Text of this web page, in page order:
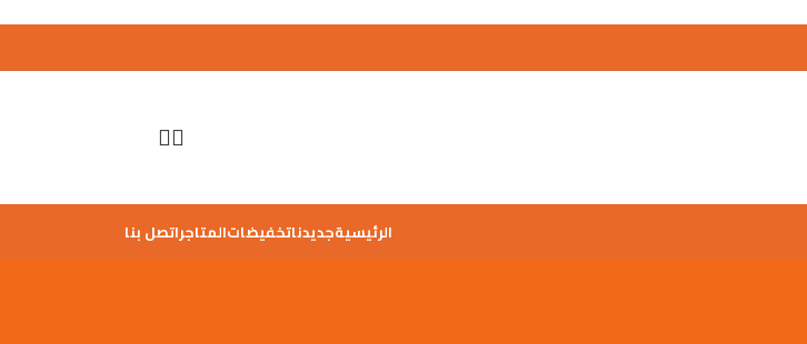
الرئيسيةجديدناتخفيضاتالمتاجراتصل بنا